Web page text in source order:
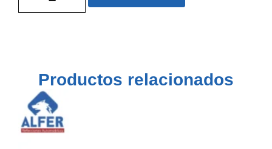
Productos relacionados